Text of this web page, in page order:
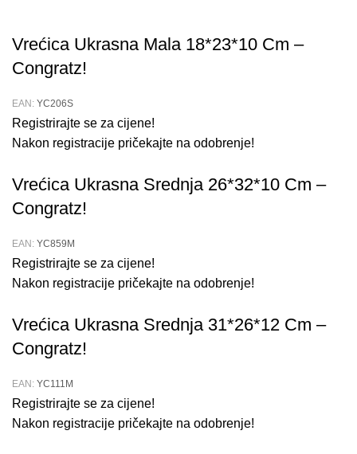
Vrećica Ukrasna Mala 18*23*10 Cm –
Congratz!
EAN: YC206S
Registrirajte se za cijene!
Nakon registracije pričekajte na odobrenje!
Vrećica Ukrasna Srednja 26*32*10 Cm –
Congratz!
EAN: YC859M
Registrirajte se za cijene!
Nakon registracije pričekajte na odobrenje!
Vrećica Ukrasna Srednja 31*26*12 Cm –
Congratz!
EAN: YC111M
Registrirajte se za cijene!
Nakon registracije pričekajte na odobrenje!